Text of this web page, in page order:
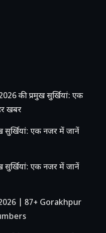
की प्रमुख सुर्खियां: एक
खबर
सुर्खियां: एक नजर में जानें
सुर्खियां: एक नजर में जानें
| 87+ Gorakhpur